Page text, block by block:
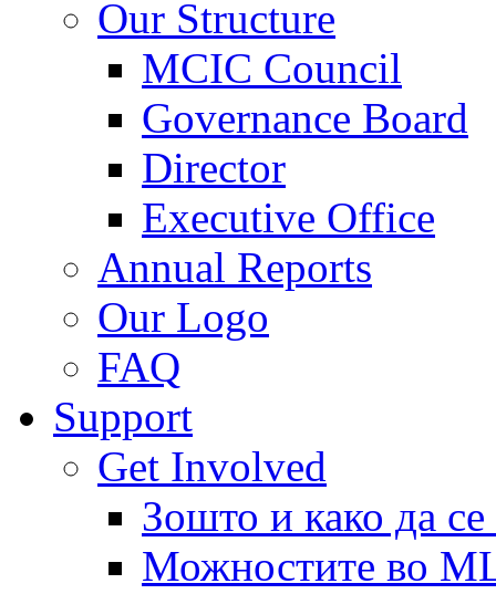
Our Structure
MCIC Council
Governance Board
Director
Executive Office
Annual Reports
Our Logo
FAQ
Support
Get Involved
Зошто и како да
Можностите во